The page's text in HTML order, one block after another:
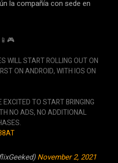
la compañía con sede en
WILL START ROLLING OUT ON
ON ANDROID, WITH IOS ON
EXCITED TO START BRINGING
NO ADS, NO ADDITIONAL
November 2, 2021